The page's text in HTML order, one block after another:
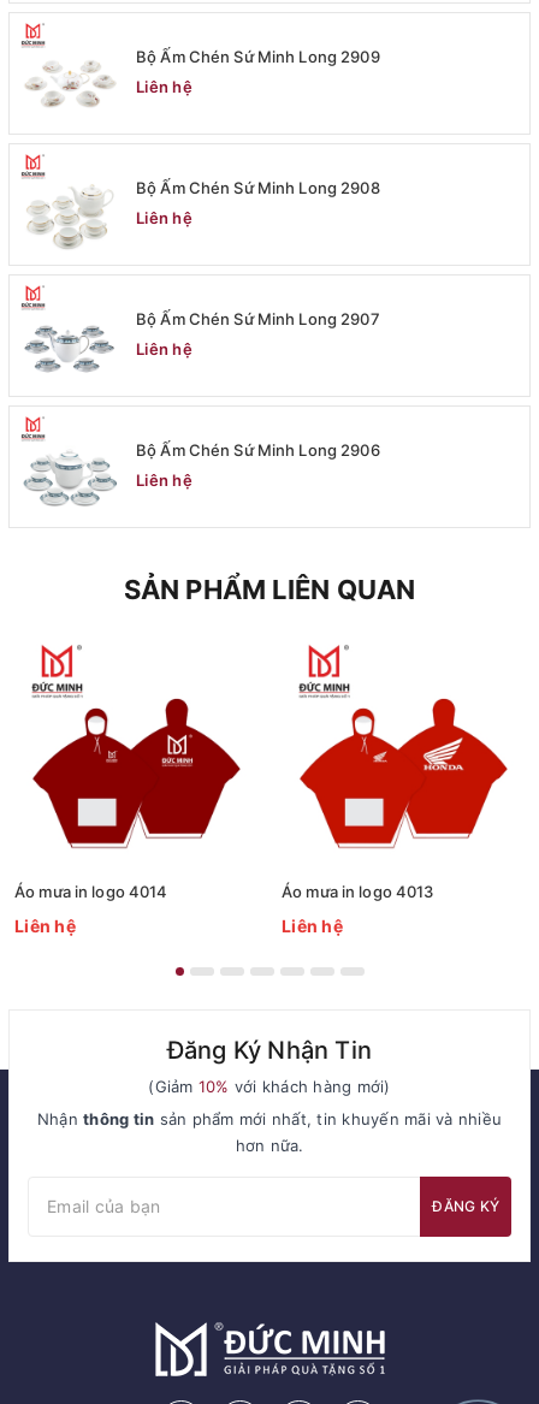
Bộ Ấm Chén Sứ Minh Long 2909
Liên hệ
Bộ Ấm Chén Sứ Minh Long 2908
Liên hệ
Bộ Ấm Chén Sứ Minh Long 2907
Liên hệ
Bộ Ấm Chén Sứ Minh Long 2906
Liên hệ
SẢN PHẨM LIÊN QUAN
Áo mưa in logo 4014
Liên hệ
Áo mưa in logo 4013
Liên hệ
Đăng Ký Nhận Tin
(Giảm 10% với khách hàng mới)
Nhậnthông tin sản phẩm mới nhất, tin khuyến mãi và nhiều
hơn nữa.
ĐĂNG KÝ